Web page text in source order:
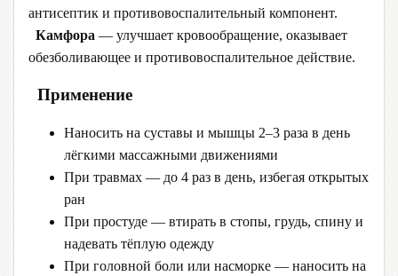
антисептик и противовоспалительный компонент.
Камфора — улучшает кровообращение, оказывает
обезболивающее и противовоспалительное действие.
Применение
Наносить на суставы и мышцы 2–3 раза в день
лёгкими массажными движениями
При травмах — до 4 раз в день, избегая открытых
ран
При простуде — втирать в стопы, грудь, спину и
надевать тёплую одежду
При головной боли или насморке — наносить на